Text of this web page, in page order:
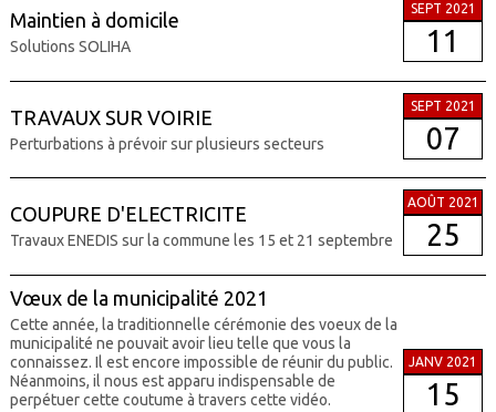
Maintien à domicile
Solutions SOLIHA
SEPT 2021
11
TRAVAUX SUR VOIRIE
Perturbations à prévoir sur plusieurs secteurs
SEPT 2021
07
COUPURE D'ELECTRICITE
Travaux ENEDIS sur la commune les 15 et 21 septembre
AOÛT 2021
25
Vœux de la municipalité 2021
Cette année, la traditionnelle cérémonie des voeux de la
municipalité ne pouvait avoir lieu telle que vous la
connaissez. Il est encore impossible de réunir du public.
Néanmoins, il nous est apparu indispensable de
perpétuer cette coutume à travers cette vidéo.
JANV 2021
15